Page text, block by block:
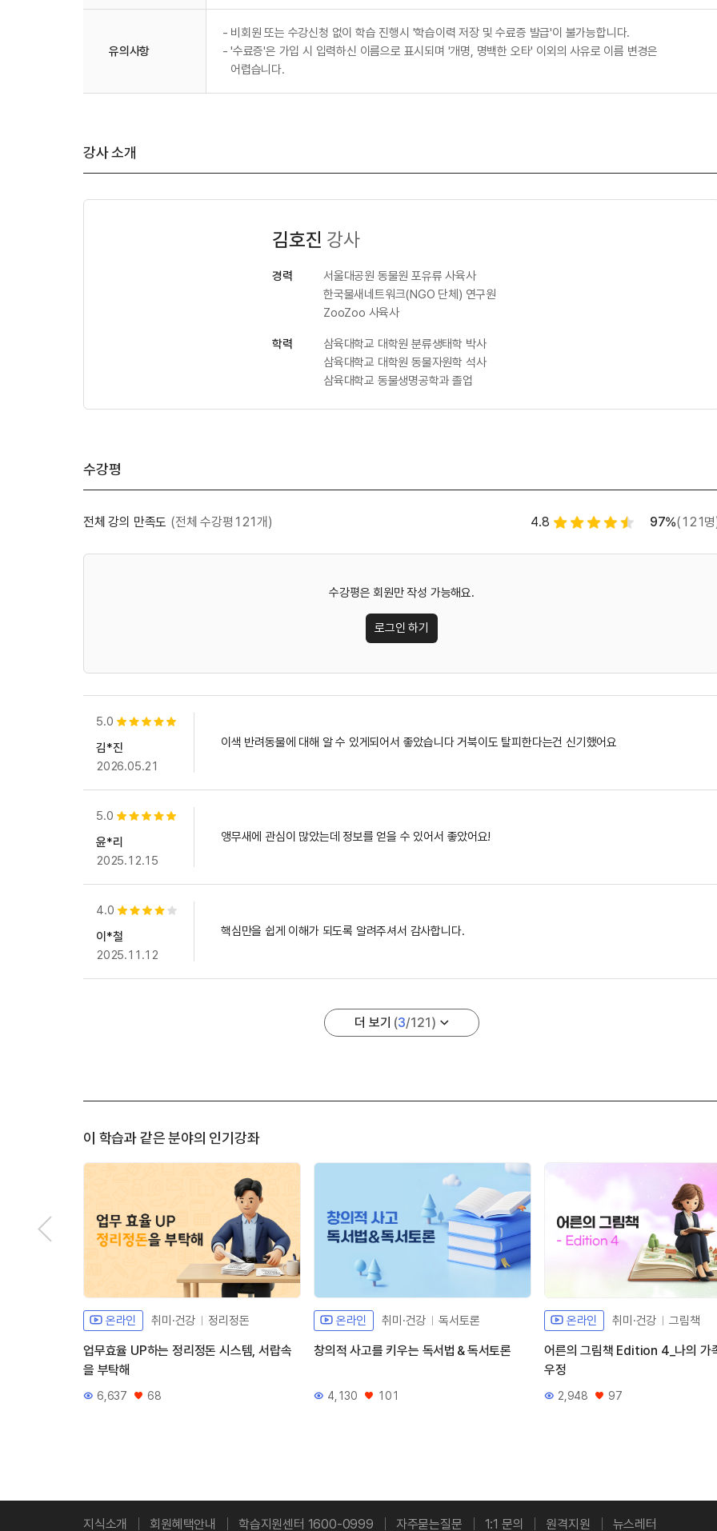
유의사항
- 비회원 또는 수강신청 없이 학습 진행시 '학습이력 저장 및 수료증 발급'이 불가능합니다.
- '수료증'은 가입 시 입력하신 이름으로 표시되며 '개명, 명백한 오타' 이외의 사유로 이름 변경은
어렵습니다.
강사 소개
김호진 강사
경력
서울대공원 동물원 포유류 사육사
한국물새네트워크(NGO 단체) 연구원
ZooZoo 사육사
학력
삼육대학교 대학원 분류생태학 박사
삼육대학교 대학원 동물자원학 석사
삼육대학교 동물생명공학과 졸업
수강평
전체 강의 만족도 (전체 수강평121개) 4.8 별점 4.5개 별점 백분율
97%수강평
(121명
수강평은 회원만 작성 가능해요.
로그인 하기
5.0 별점 5개
김*진
2026.05.21
이색 반려동물에 대해 알 수 있게되어서 좋았습니다 거북이도 탈피한다는건 신기했어요
5.0 별점 5개
윤*리
2025.12.15
앵무새에 관심이 많았는데 정보를 얻을 수 있어서 좋았어요!
4.0 별점 4개
이*철
2025.11.12
핵심만을 쉽게 이해가 되도록 알려주셔서 감사합니다.
더 보기 (3/121)
이 학습과 같은 분야의 인기강좌
온라인 취미·건강 정리정돈
업무효율 UP하는 정리정돈 시스템, 서랍속
을 부탁해
조회수
6,637
좋아요
68
온라인 취미·건강 독서토론
창의적 사고를 키우는 독서법＆독서토론
조회수
4,130
좋아요
101
온라인 취미·건강 그림책
어른의 그림책 Edition 4_나의 가
우정
조회수
2,948
좋아요
97
지식소개 회원혜택안내 학습지원센터 1600-0999 자주묻는질문 1:1 문의 원격지원 뉴스레터